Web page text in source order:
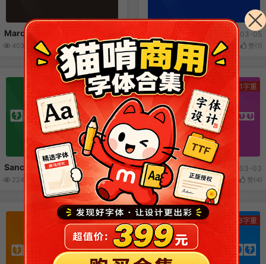
Marcellus SC
4032 566 (0) 赞( 4
Murecho 2026-03-05
3571 331 (0) 赞( 1 )
Sancreek
1字重
Sancreek 2026-03-04
2242 321 (0) 赞( 1)
Finger Paint
1字重
Finger Paint 2026-03-03
3561 572 (0) 赞( 4 )
Waterfall
1字重
GWM Sans
3字重